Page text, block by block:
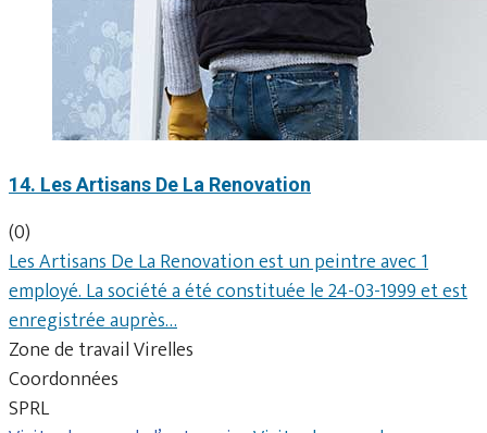
14. Les Artisans De La Renovation
(0)
Les Artisans De La Renovation est un peintre avec 1
employé. La société a été constituée le 24-03-1999 et est
enregistrée auprès…
Zone de travail Virelles
Coordonnées
SPRL